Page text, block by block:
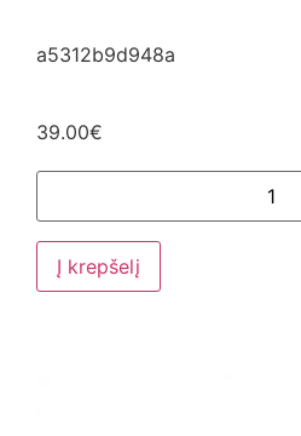
a5312b9d948a
39.00€
Į krepšelį